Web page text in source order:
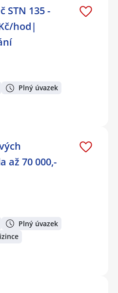
STN 135 -
hod|
Plný úvazek
až 70 000,-
Plný úvazek